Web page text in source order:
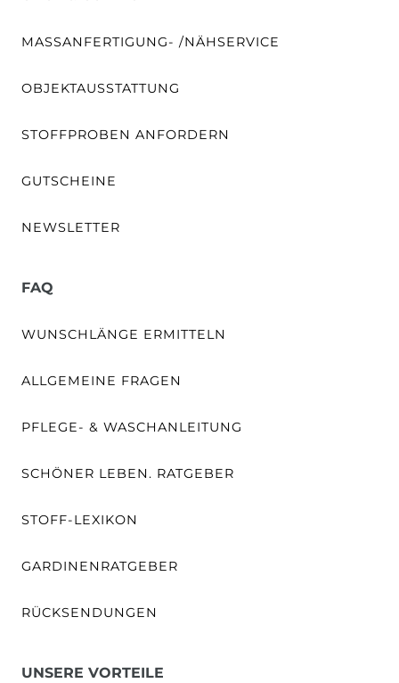
MASSANFERTIGUNG- /NÄHSERVICE
OBJEKTAUSSTATTUNG
STOFFPROBEN ANFORDERN
GUTSCHEINE
NEWSLETTER
FAQ
WUNSCHLÄNGE ERMITTELN
ALLGEMEINE FRAGEN
PFLEGE- & WASCHANLEITUNG
SCHÖNER LEBEN. RATGEBER
STOFF-LEXIKON
GARDINENRATGEBER
RÜCKSENDUNGEN
UNSERE VORTEILE